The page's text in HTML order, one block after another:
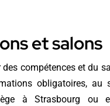
et salons
des compétences et du
obligatoires, au
à Strasbourg ou